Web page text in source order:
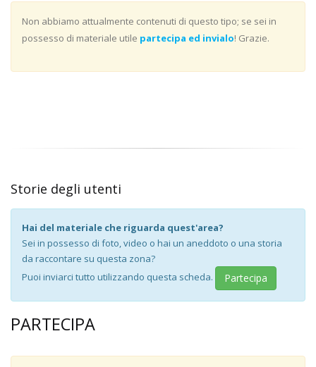
Non abbiamo attualmente contenuti di questo tipo; se sei in
possesso di materiale utile partecipa ed invialo! Grazie.
Storie degli utenti
Hai del materiale che riguarda quest'area?
Sei in possesso di foto, video o hai un aneddoto o una storia
da raccontare su questa zona?
Puoi inviarci tutto utilizzando questa scheda.
Partecipa
PARTECIPA